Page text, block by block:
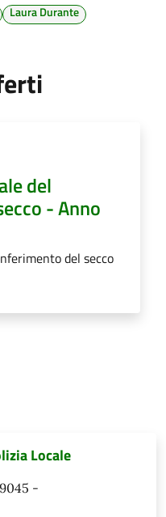
Laura Durante
del
- Anno
del secco
Locale
-